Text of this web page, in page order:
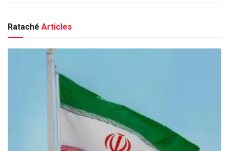
Rataché Articles